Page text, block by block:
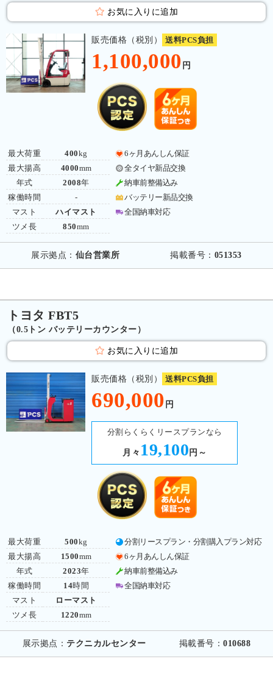
お気に入りに追加
販売価格（税別） 送料PCS負担
1,100,000 円
最大荷重
最大揚高
年式
稼働時間
マスト
ツメ長
400kg
4000mm
2008年
-
ハイマスト
850mm
6ヶ月あんしん保証
全タイヤ新品交換
納車前整備込み
バッテリー新品交換
全国納車対応
展示拠点： 仙台営業所 掲載番号： 051353
トヨタ FBT5
（0.5トン バッテリーカウンター）
お気に入りに追加
販売価格（税別） 送料PCS負担
690,000 円
分割らくらくリースプランなら
月々 19,100 円～
最大荷重
最大揚高
年式
稼働時間
マスト
ツメ長
500kg
1500mm
2023年
14時間
ローマスト
1220mm
分割リースプラン・分割購入プラン対応
6ヶ月あんしん保証
納車前整備込み
全国納車対応
展示拠点： テクニカルセンター 掲載番号：010688